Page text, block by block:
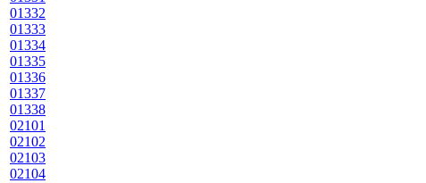
01332
01333
01334
01335
01336
01337
01338
02101
02102
02103
02104